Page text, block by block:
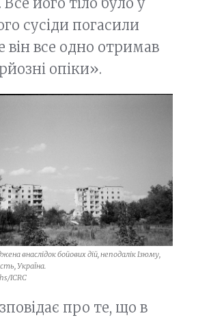
сусіди погасили
він все одно отримав
опіки».
внаслідок бойових дій, неподалік Ізюму,
Україна.
ICRC
про те, що в